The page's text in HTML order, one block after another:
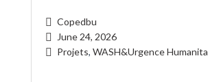
Copedbu
June 24, 2026
Projets, WASH&Urgence